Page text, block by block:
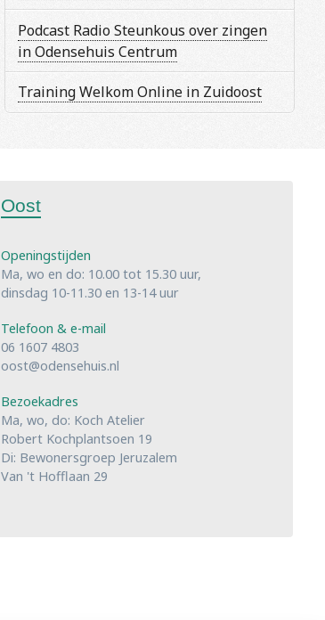
Podcast Radio Steunkous over zingen
in Odensehuis Centrum
Training Welkom Online in Zuidoost
Oost
Openingstijden
Ma, wo en do: 10.00 tot 15.30 uur,
dinsdag 10-11.30 en 13-14 uur
Telefoon & e-mail
06 1607 4803
oost@odensehuis.nl
Bezoekadres
Ma, wo, do: Koch Atelier
Robert Kochplantsoen 19
Di: Bewonersgroep Jeruzalem
Van 't Hofflaan 29